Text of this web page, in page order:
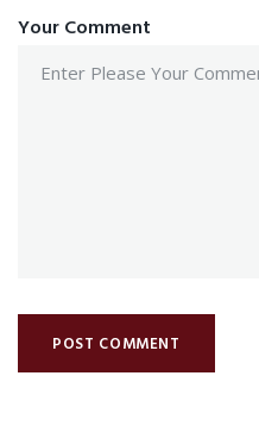
Your Comment